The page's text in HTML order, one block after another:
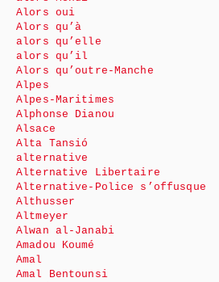
Alors oui
Alors qu’à
alors qu’elle
alors qu’il
Alors qu’outre-Manche
Alpes
Alpes-Maritimes
Alphonse Dianou
Alsace
Alta Tansió
alternative
Alternative Libertaire
Alternative-Police s’offusque
Althusser
Altmeyer
Alwan al-Janabi
Amadou Koumé
Amal
Amal Bentounsi